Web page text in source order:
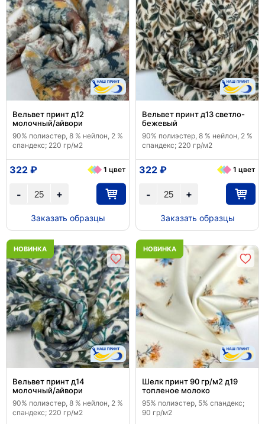
Вельвет принт д12
молочный/айвори
90% полиэстер, 8 % нейлон, 2 %
спандекс; 220 гр/м2
+
-
322 ₽ 1 цвет
Заказать образцы
Вельвет принт д13 светло-
бежевый
90% полиэстер, 8 % нейлон, 2 %
спандекс; 220 гр/м2
+
-
322 ₽ 1 цвет
Заказать образцы
НОВИНКА
Вельвет принт д14
молочный/айвори
90% полиэстер, 8 % нейлон, 2 %
спандекс; 220 гр/м2
НОВИНКА
Шелк принт 90 гр/м2 д19
топленое молоко
95% полиэстер, 5% спандекс;
90 гр/м2